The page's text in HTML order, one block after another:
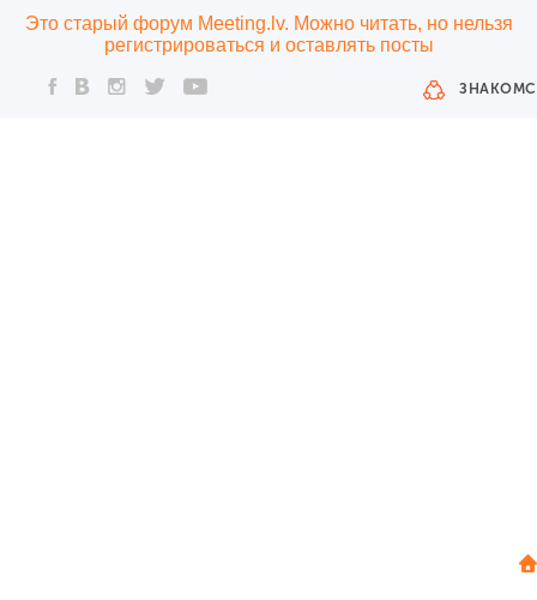
Это старый форум Meeting.lv. Можно читать, но нельзя
регистрироваться и оставлять посты